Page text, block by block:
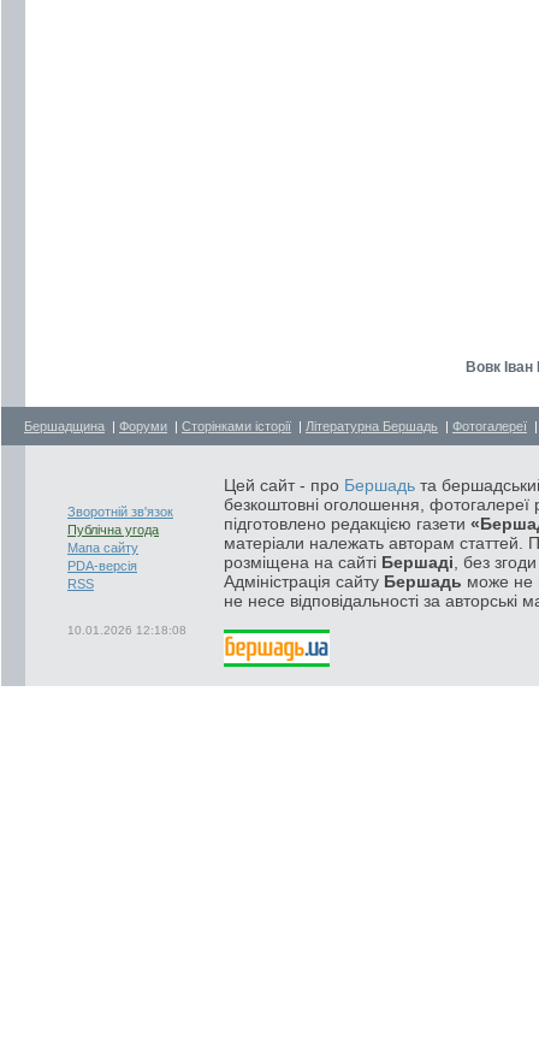
Вовк Іван
Бершадщина | Форуми | Сторінками історії | Літературна Бершадь | Фотогалереї
Зворотній зв'язок
Публічна угода
Мапа сайту
PDA-версія
RSS
10.01.2026 12:18:08
Цей сайт - про Бершадь та
безкоштовні оголошення, фотогалереї
підготовлено редакцією газети
матеріали належать авторам статтей.
розміщена на сайті Бершаді , без
Адміністрація сайту Бершадь може не
не несе відповідальності за авторські